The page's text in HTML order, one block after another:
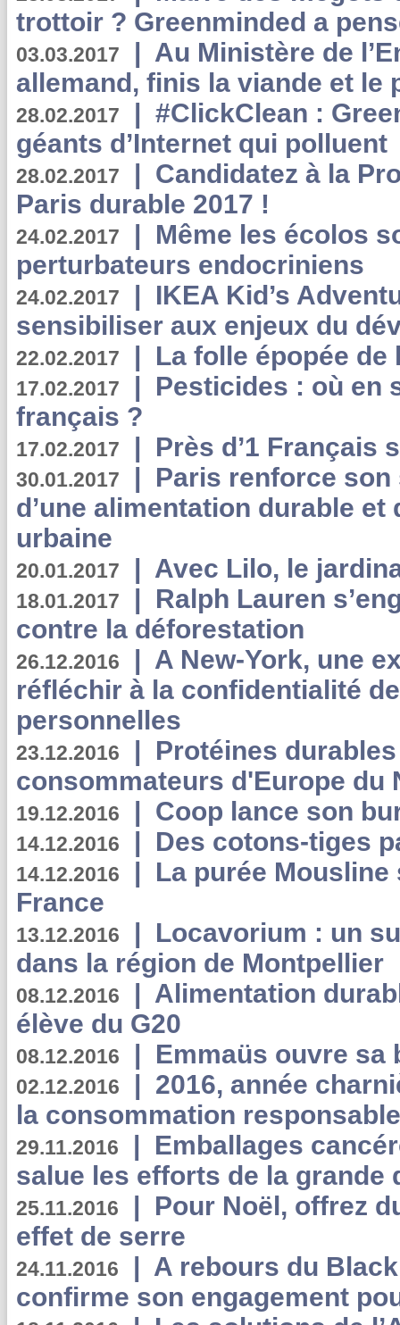
trottoir ? Greenminded a
03.03.2017 | Au Ministère de
allemand, finis la viande et le
28.02.2017 | #ClickClean :
géants d’Internet qui polluent
28.02.2017 | Candidatez à la
Paris durable 2017 !
24.02.2017 | Même les écolos
perturbateurs endocriniens
24.02.2017 | IKEA Kid’s
sensibiliser aux enjeux du
22.02.2017 | La folle épopée de
17.02.2017 | Pesticides : où en
français ?
17.02.2017 | Près d’1 Français
30.01.2017 | Paris renforce
d’une alimentation durable et
urbaine
20.01.2017 | Avec Lilo, le
18.01.2017 | Ralph Lauren
contre la déforestation
26.12.2016 | A New-York, une
réfléchir à la confidentialité
personnelles
23.12.2016 | Protéines
consommateurs d'Europe du
19.12.2016 | Coop lance son
14.12.2016 | Des cotons-tiges
14.12.2016 | La purée
France
13.12.2016 | Locavorium : un
dans la région de Montpellier
08.12.2016 | Alimentation
élève du G20
08.12.2016 | Emmaüs ouvre sa
02.12.2016 | 2016, année
la consommation
29.11.2016 | Emballages
salue les efforts de la grande
25.11.2016 | Pour Noël, offrez
effet de serre
24.11.2016 | A rebours du
confirme son engagement